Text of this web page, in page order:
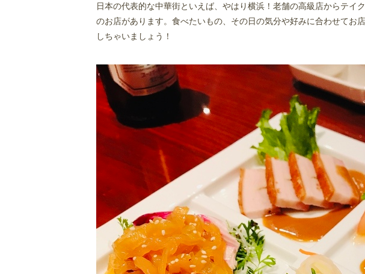
獅門酒楼
悟空茶荘
聚楽
中華料理 龍鳳酒家
金陵
ちまき屋
日本の代表的な中華街といえば、やはり横浜！老舗の高級店からテイ
のお店があります。食べたいもの、その日の気分や好みに合わせてお
しちゃいましょう！